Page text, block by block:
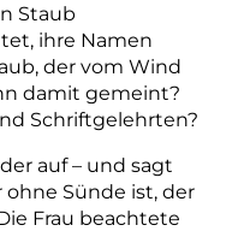
Staub
ihre Namen
der vom Wind
damit gemeint?
Schriftgelehrten?
auf – und sagt
ohne Sünde ist, der
Frau beachtete